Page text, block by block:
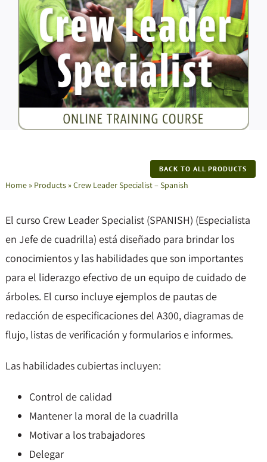
BACK TO ALL PRODUCTS
Home » Products »Crew Leader Specialist – Spanish
El curso Crew Leader Specialist (SPANISH) (Especialista
en Jefe de cuadrilla) está diseñado para brindar los
conocimientos y las habilidades que son importantes
para el liderazgo efectivo de un equipo de cuidado de
árboles. El curso incluye ejemplos de pautas de
redacción de especificaciones del A300, diagramas de
flujo, listas de verificación y formularios e informes.
Las habilidades cubiertas incluyen:
Control de calidad
Mantener la moral de la cuadrilla
Motivar a los trabajadores
Delegar